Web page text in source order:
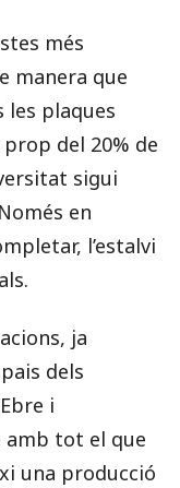
més
manera que
les plaques
prop del 20% de
sigui
en
l’estalvi
ja
dels
i
amb tot el que
una producció